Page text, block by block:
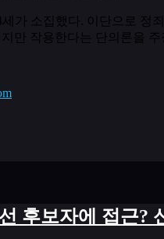
세가 소집했다
이단으로 정
만 작용한다는 단의론을
후보자에 접근?